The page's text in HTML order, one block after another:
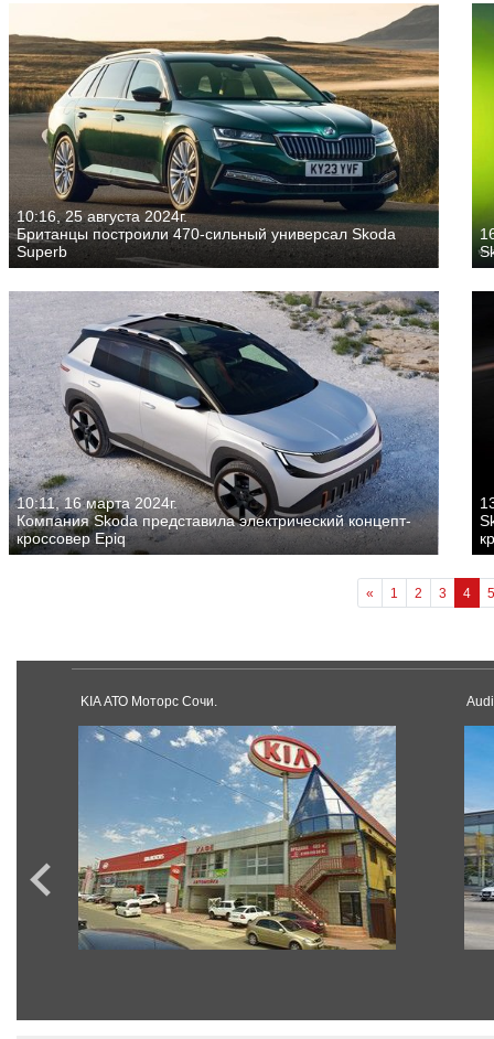
10:16, 25 августа 2024г.
Британцы построили 470-сильный универсал Skoda
Superb
10:11, 16 марта 2024г.
Компания Skoda представила электрический концепт-
кроссовер Epiq
« 1 2 3 4 5
KIA АТО Моторс Сочи.